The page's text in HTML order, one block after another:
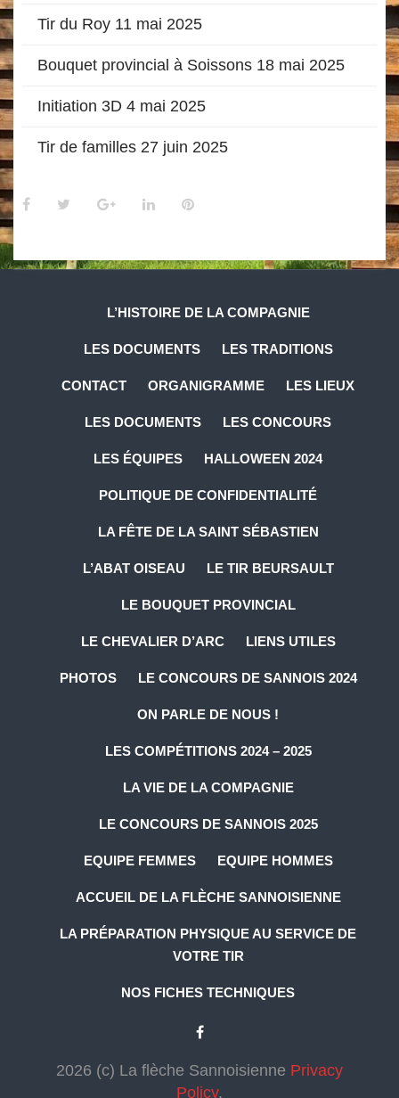
Tir du Roy 11 mai 2025
Bouquet provincial à Soissons 18 mai 2025
Initiation 3D 4 mai 2025
Tir de familles 27 juin 2025
L’HISTOIRE DE LA COMPAGNIE
LES DOCUMENTS LES TRADITIONS
CONTACT ORGANIGRAMME LES LIEUX
LES DOCUMENTS LES CONCOURS
LES ÉQUIPES HALLOWEEN 2024
POLITIQUE DE CONFIDENTIALITÉ
LA FÊTE DE LA SAINT SÉBASTIEN
L’ABAT OISEAU LE TIR BEURSAULT
LE BOUQUET PROVINCIAL
LE CHEVALIER D’ARC LIENS UTILES
PHOTOS LE CONCOURS DE SANNOIS 2024
ON PARLE DE NOUS !
LES COMPÉTITIONS 2024 – 2025
LA VIE DE LA COMPAGNIE
LE CONCOURS DE SANNOIS 2025
EQUIPE FEMMES EQUIPE HOMMES
ACCUEIL DE LA FLÈCHE SANNOISIENNE
LA PRÉPARATION PHYSIQUE AU SERVICE DE
VOTRE TIR
NOS FICHES TECHNIQUES
2026 (c) La flèche Sannoisienne Privacy
Policy.